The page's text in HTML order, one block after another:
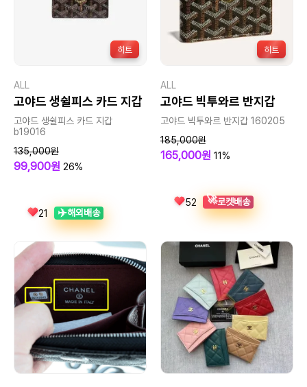
히트
ALL
고야드 생쉴피스 카드 지갑
고야드 생쉴피스 카드 지갑
b19016
135,000원
99,900원 26%
21 ✈️해외배송
히트
ALL
고야드 빅투와르 반지갑
고야드 빅투와르 반지갑 160205
185,000원
165,000원 11%
52 🚀로켓배송